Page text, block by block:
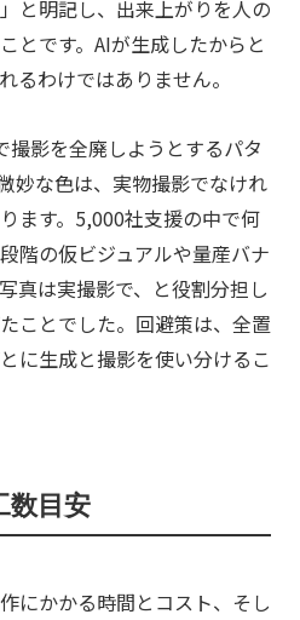
と明記し、出来上がりを人の
とです。AIが生成したからと
るわけではありません。
影を全廃しようとするパタ
妙な色は、実物撮影でなけれ
ます。5,000社支援の中で何
階の仮ビジュアルや量産バナ
真は実撮影で、と役割分担し
ことでした。回避策は、全置
に生成と撮影を使い分けるこ
数目安
にかかる時間とコスト、そし